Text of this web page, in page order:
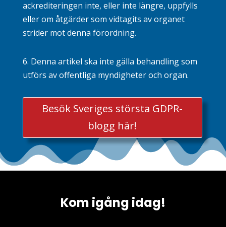
ackrediteringen inte, eller inte längre, uppfylls
eller om åtgärder som vidtagits av organet
strider mot denna förordning.
6. Denna artikel ska inte gälla behandling som
utförs av offentliga myndigheter och organ.
Besök Sveriges största GDPR-
blogg här!
Kom igång idag!